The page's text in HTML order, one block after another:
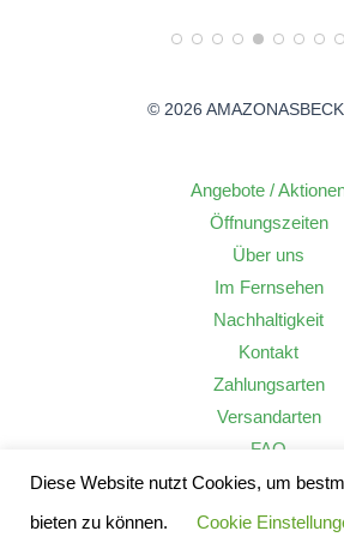
© 2026
Angebote /
Öffnungszeiten
Über uns
Im Fernsehen
Nachhaltigkeit
Kontakt
Zahlungsarten
Versandarten
FAQ
Widerrufsrecht
AGB
Diese Website nutzt Cookies, um
bieten zu können.
Cookie